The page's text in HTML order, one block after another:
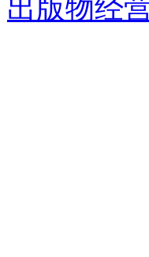
出版物经